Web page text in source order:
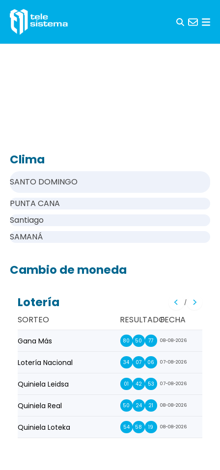
Clima
SANTO DOMINGO
PUNTA CANA
Santiago
SAMANÁ
Cambio de moneda
Lotería /
SORTEO RESULTADOFECHA
Gana Más 80 50 77 08-08-2026
Lotería Nacional 34 07 06 07-08-2026
Quiniela Leidsa 01 42 53 07-08-2026
Quiniela Real 50 24 21 08-08-2026
Quiniela Loteka 54 58 19 08-08-2026